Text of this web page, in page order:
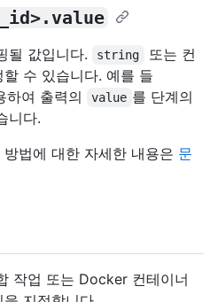
될 값입니다. string
또는 컨
수 있습니다. 예를 들
하여 출력의 value 를 단계의
니다.
법에 대한 자세한 내용은 문
작업 또는 Docker 컨테이너